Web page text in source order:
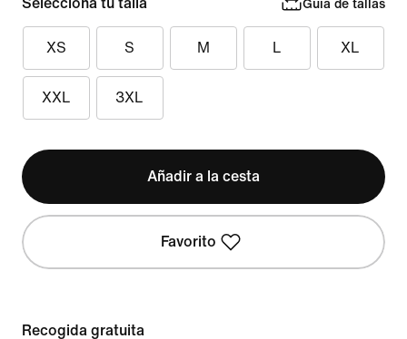
Selecciona tu talla Guía de tallas
XS S M L XL
XXL 3XL
Añadir a la cesta
Favorito
Recogida gratuita